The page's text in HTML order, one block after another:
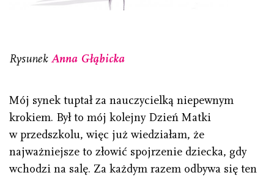
Rysunek Anna Głąbicka
Mój synek tuptał za nauczycielką niepewnym
krokiem. Był to mój kolejny Dzień Matki
w przedszkolu, więc już wiedziałam, że
najważniejsze to złowić spojrzenie dziecka, gdy
wchodzi na salę. Za każdym razem odbywa się ten